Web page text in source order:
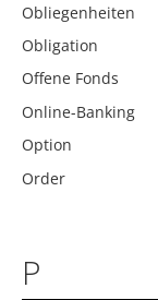
Obliegenheiten
Obligation
Offene Fonds
Online-Banking
Option
Order
P